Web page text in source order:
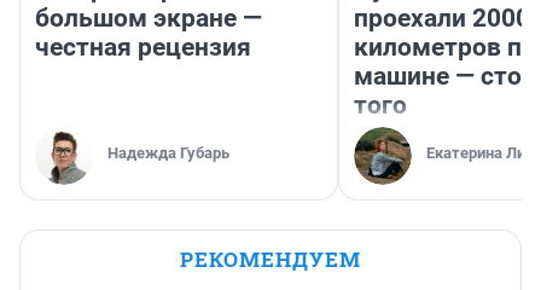
большом экране —
честная рецензия
Надежда Губарь
проехали 2000
километров по
машине —
того
Екатерина
РЕКОМЕНДУЕМ